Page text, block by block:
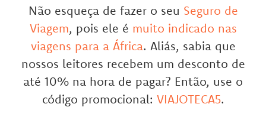
Não esqueça de fazer o seu Seguro de
Viagem, pois ele é muito indicado nas
viagens para a África. Aliás, sabia que
nossos leitores recebem um desconto de
até 10% na hora de pagar? Então, use o
código promocional: VIAJOTECA5.